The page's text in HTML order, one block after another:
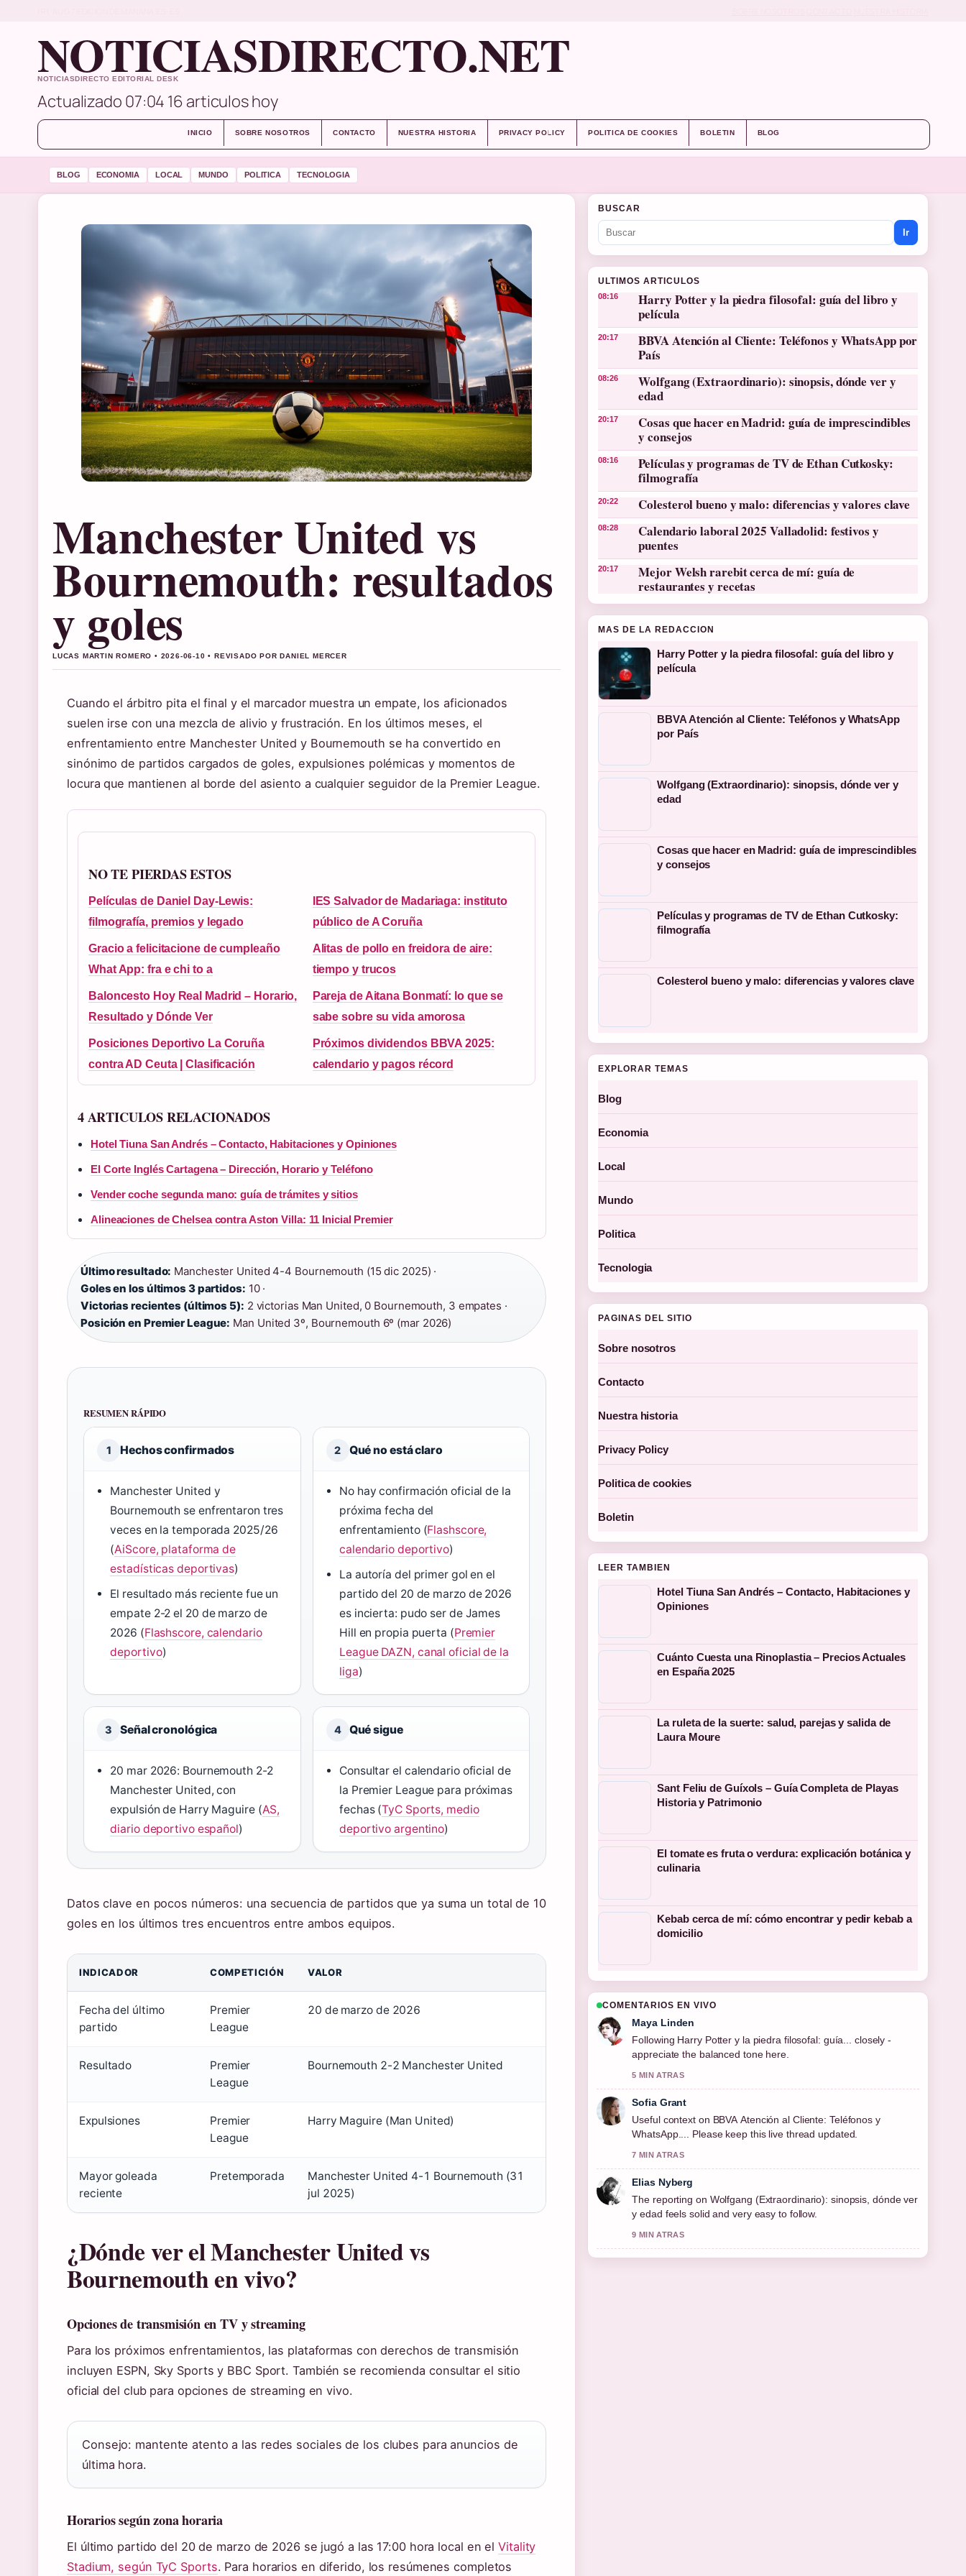
NOTICIASDIRECTO.NET
NOTICIASDIRECTO EDITORIAL DESK
Actualizado 07:04 16 articulos hoy
INICIO SOBRE NOSOTROS CONTACTO NUESTRA HISTORIA PRIVACY POLICY POLITICA DE COOKIES BOLETIN BLOG
BLOG ECONOMIA LOCAL MUNDO POLITICA TECNOLOGIA
Manchester United vs
Bournemouth: resultados
y goles
LUCAS MARTIN ROMERO • 2026-06-10 • REVISADO POR DANIEL MERCER
Cuando el árbitro pita el final y el marcador muestra un empate, los aficionados
suelen irse con una mezcla de alivio y frustración. En los últimos meses, el
enfrentamiento entre Manchester United y Bournemouth se ha convertido en
sinónimo de partidos cargados de goles, expulsiones polémicas y momentos de
locura que mantienen al borde del asiento a cualquier seguidor de la Premier League.
NO TE PIERDAS ESTOS
Películas de Daniel Day-Lewis:
filmografía, premios y legado
IES Salvador de Madariaga: instituto
público de A Coruña
Gracio a felicitacione de cumpleaño
What App: fra e chi to a
Alitas de pollo en freidora de aire:
tiempo y trucos
Baloncesto Hoy Real Madrid – Horario,
Resultado y Dónde Ver
Pareja de Aitana Bonmatí: lo que se
sabe sobre su vida amorosa
Posiciones Deportivo La Coruña
contra AD Ceuta | Clasificación
Próximos dividendos BBVA 2025:
calendario y pagos récord
4 ARTICULOS RELACIONADOS
Hotel Tiuna San Andrés – Contacto, Habitaciones y Opiniones
El Corte Inglés Cartagena – Dirección, Horario y Teléfono
Vender coche segunda mano: guía de trámites y sitios
Alineaciones de Chelsea contra Aston Villa: 11 Inicial Premier
Último resultado: Manchester United 4-4 Bournemouth (15 dic 2025) ·
Goles en los últimos 3 partidos: 10 ·
Victorias recientes (últimos 5): 2 victorias Man United, 0 Bournemouth, 3 empates ·
Posición en Premier League: Man United 3º, Bournemouth 6º (mar 2026)
RESUMEN RÁPIDO
1 Hechos confirmados
Manchester United y
Bournemouth se enfrentaron tres
veces en la temporada 2025/26
(AiScore, plataforma de
estadísticas deportivas)
El resultado más reciente fue un
empate 2-2 el 20 de marzo de
2026 (Flashscore, calendario
deportivo)
2 Qué no está claro
No hay confirmación oficial de la
próxima fecha del
enfrentamiento (Flashscore,
calendario deportivo)
La autoría del primer gol en el
partido del 20 de marzo de 2026
es incierta: pudo ser de James
Hill en propia puerta (Premier
League DAZN, canal oficial de la
liga)
3 Señal cronológica
20 mar 2026: Bournemouth 2-2
Manchester United, con
expulsión de Harry Maguire (AS,
diario deportivo español)
4 Qué sigue
Consultar el calendario oficial de
la Premier League para próximas
fechas (TyC Sports, medio
deportivo argentino)
Datos clave en pocos números: una secuencia de partidos que ya suma un total de 10
goles en los últimos tres encuentros entre ambos equipos.
INDICADOR COMPETICIÓN VALOR
Fecha del último
partido
Premier
League
20 de marzo de 2026
Resultado
Premier
League
Bournemouth 2-2 Manchester United
Expulsiones
Premier
League
Harry Maguire (Man United)
Mayor goleada
reciente
Pretemporada
Manchester United 4-1 Bournemouth (31
jul 2025)
¿Dónde ver el Manchester United vs
Bournemouth en vivo?
Opciones de transmisión en TV y streaming
Para los próximos enfrentamientos, las plataformas con derechos de transmisión
incluyen ESPN, Sky Sports y BBC Sport. También se recomienda consultar el sitio
oficial del club para opciones de streaming en vivo.
Consejo: mantente atento a las redes sociales de los clubes para anuncios de
última hora.
Horarios según zona horaria
El último partido del 20 de marzo de 2026 se jugó a las 17:00 hora local en elVitality
Stadium, según TyC Sports. Para horarios en diferido, los resúmenes completos
BUSCAR
Ir
ULTIMOS ARTICULOS
08:16
Harry Potter y la piedra filosofal: guía del libro y
película
20:17
BBVA Atención al Cliente: Teléfonos y WhatsApp por
País
08:26
Wolfgang (Extraordinario): sinopsis, dónde ver y
edad
20:17
Cosas que hacer en Madrid: guía de imprescindibles
y consejos
08:16
Películas y programas de TV de Ethan Cutkosky:
filmografía
20:22 Colesterol bueno y malo: diferencias y valores clave
08:28
Calendario laboral 2025 Valladolid: festivos y
puentes
20:17
Mejor Welsh rarebit cerca de mí: guía de
restaurantes y recetas
MAS DE LA REDACCION
Harry Potter y la piedra filosofal: guía del libro y
película
BBVA Atención al Cliente: Teléfonos y WhatsApp
por País
Wolfgang (Extraordinario): sinopsis, dónde ver y
edad
Cosas que hacer en Madrid: guía de imprescindibles
y consejos
Películas y programas de TV de Ethan Cutkosky:
filmografía
Colesterol bueno y malo: diferencias y valores clave
EXPLORAR TEMAS
Blog
Economia
Local
Mundo
Politica
Tecnologia
PAGINAS DEL SITIO
Sobre nosotros
Contacto
Nuestra historia
Privacy Policy
Politica de cookies
Boletin
LEER TAMBIEN
Hotel Tiuna San Andrés – Contacto, Habitaciones y
Opiniones
Cuánto Cuesta una Rinoplastia – Precios Actuales
en España 2025
La ruleta de la suerte: salud, parejas y salida de
Laura Moure
Sant Feliu de Guíxols – Guía Completa de Playas
Historia y Patrimonio
El tomate es fruta o verdura: explicación botánica y
culinaria
Kebab cerca de mí: cómo encontrar y pedir kebab a
domicilio
COMENTARIOS EN VIVO
Maya Linden
Following Harry Potter y la piedra filosofal: guía... closely -
appreciate the balanced tone here.
5 MIN ATRAS
Sofia Grant
Useful context on BBVA Atención al Cliente: Teléfonos y
WhatsApp.... Please keep this live thread updated.
7 MIN ATRAS
Elias Nyberg
The reporting on Wolfgang (Extraordinario): sinopsis, dónde ver
y edad feels solid and very easy to follow.
9 MIN ATRAS